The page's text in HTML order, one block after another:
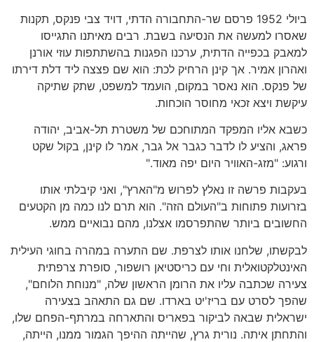
ביולי 1952 פרסם שר-התחבורה הדתי, דויד צבי פנקס, תקנות
שאסרו למעשה את הנסיעה בשבת. רבים מאיתנו התגייסו
למאבק בכפייה הדתית, ערכנו הפגנות בהשתתפות עוזי אורנן
ואהרון אמיר. אך קינן הרחיק לכת: הוא שם פצצה ליד דלת דירתו
של פנקס. הוא נאסר במקום, הועמד למשפט, שתק שתיקה
עיקשת ויצא זכאי מחוסר הוכחות.
כשבא אליו המפקד המתוחכם של משטרת תל-אביב, יהודה
פראג, והציע לו לדבר כגבר אל גבר, אמר לו קינן, בקול שקט
ורגוע: "מזג-האוויר היום יפה מאוד."
בעקבות פרשה זו נאלץ לפרוש מ"הארץ", ואני קיבלתי אותו
בזרועות פתוחות ב"העולם הזה". הוא תרם לנו כמה מן הקטעים
החשובים ביותר שהתפרסמו אצלנו, מהם נבואיים ממש.
לבקשתו, שלחנו אותו לצרפת. שם התערה במהרה בחוגי העילית
האינטלקטואלית וחי עם כריסטיאן רושפור, סופרת צרפתית
צעירה שכתבה עליו את הרומן הראשון שלה, "מנוחת הלוחם",
שהפך לסרט עם בריז'יט בארדו. שם גם התאהב בצעירה
ישראלית שבאה לביקור בפאריס והתארחה במרתף-הפחם שלו,
והתחתן איתה. נורית גרץ, שהייתה ההיפך הגמור ממנו, הייתה,